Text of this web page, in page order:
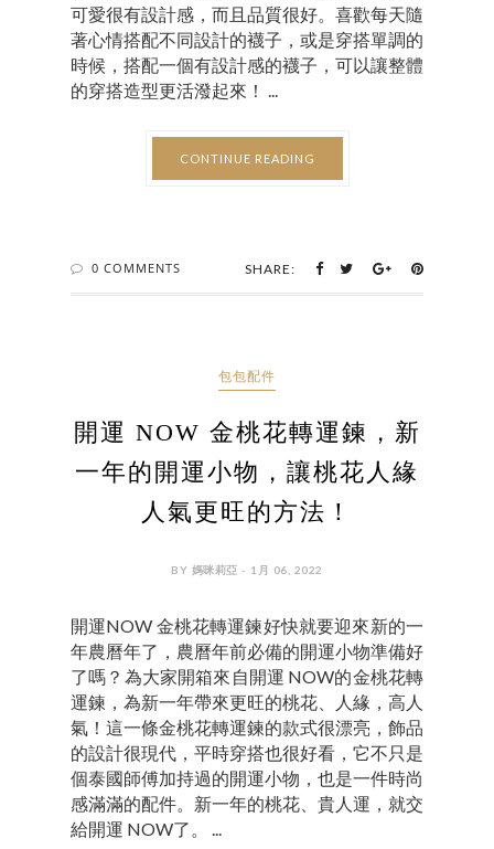
可愛很有設計感，而且品質很好。喜歡每天隨
著心情搭配不同設計的襪子，或是穿搭單調的
時候，搭配一個有設計感的襪子，可以讓整體
的穿搭造型更活潑起來！ ...
CONTINUE READING
0 COMMENTS SHARE:
包包配件
開運 NOW 金桃花轉運鍊，新
一年的開運小物，讓桃花人緣
人氣更旺的方法！
BY 媽咪莉亞 - 1月 06, 2022
開運NOW 金桃花轉運鍊好快就要迎來新的一
年農曆年了，農曆年前必備的開運小物準備好
了嗎？為大家開箱來自開運 NOW的金桃花轉
運鍊，為新一年帶來更旺的桃花、人緣，高人
氣！這一條金桃花轉運鍊的款式很漂亮，飾品
的設計很現代，平時穿搭也很好看，它不只是
個泰國師傅加持過的開運小物，也是一件時尚
感滿滿的配件。新一年的桃花、貴人運，就交
給開運 NOW了。 ...